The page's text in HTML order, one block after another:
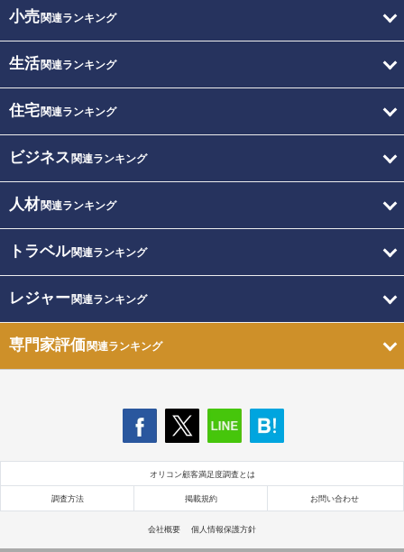
小売関連ランキング
生活関連ランキング
住宅関連ランキング
ビジネス 関連ランキング
人材関連ランキング
トラベル関連ランキング
レジャー関連ランキング
専門家評価関連ランキング
オリコン顧客満足度調査とは
調査方法 掲載規約 お問い合わせ
会社概要 個人情報保護方針